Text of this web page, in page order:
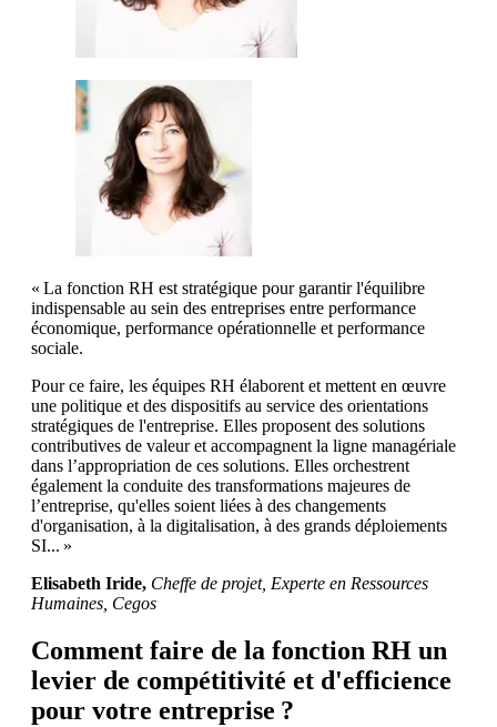
« La fonction RH est stratégique pour garantir l'équilibre
indispensable au sein des entreprises entre performance
économique, performance opérationnelle et performance
sociale.
Pour ce faire, les équipes RH élaborent et mettent en œuvre
une politique et des dispositifs au service des orientations
stratégiques de l'entreprise. Elles proposent des solutions
contributives de valeur et accompagnent la ligne managériale
dans l’appropriation de ces solutions. Elles orchestrent
également la conduite des transformations majeures de
l’entreprise, qu'elles soient liées à des changements
d'organisation, à la digitalisation, à des grands déploiements
SI... »
Elisabeth Iride, Cheffe de projet, Experte en Ressources
Humaines, Cegos
Comment faire de la fonction RH un
levier de compétitivité et d'efficience
pour votre entreprise ?